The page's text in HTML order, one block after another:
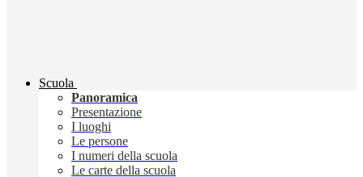
Scuola
Panoramica
Presentazione
I luoghi
Le persone
I numeri della scuola
Le carte della scuola